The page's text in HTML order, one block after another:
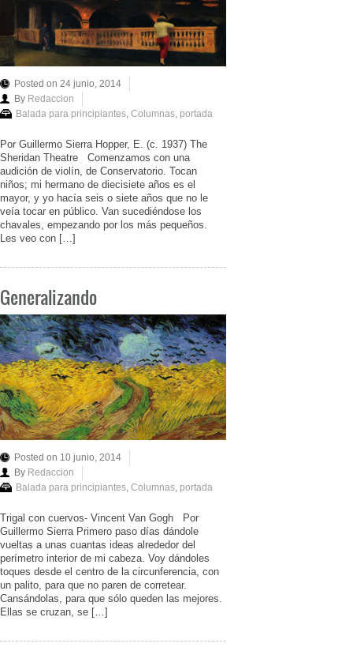
Posted on 24 junio, 2014
By Redaccion
Balada para principiantes Columnas portada
Por Guillermo Sierra Hopper, E. (c. 1937) The
Sheridan Theatre Comenzamos con una
audición de violín, de Conservatorio. Tocan
niños; mi hermano de diecisiete años es el
mayor, y yo hacía seis o siete años que no le
veía tocar en público. Van sucediéndose los
chavales, empezando por los más pequeños.
Les veo con […]
Generalizando
Posted on 10 junio, 2014
By Redaccion
Balada para principiantes, Columnas, portada
Trigal con cuervos- Vincent Van Gogh Por
Guillermo Sierra Primero paso días dándole
vueltas a unas cuantas ideas alrededor del
perímetro interior de mi cabeza. Voy dándoles
toques desde el centro de la circunferencia, con
un palito, para que no paren de corretear.
Cansándolas, para que sólo queden las mejores.
Ellas se cruzan, se […]